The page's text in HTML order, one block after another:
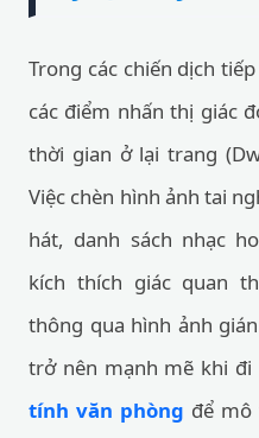
Trong các chiến dịch
các điểm nhấn thị giác
thời gian ở lại trang
Việc chèn hình ảnh tai
hát, danh sách nhạc
kích thích giác quan
thông qua hình ảnh
trở nên mạnh mẽ khi đi
tính văn phòng để